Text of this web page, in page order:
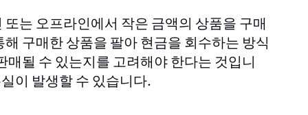
는 오프라인에서 작은 금액의 상품을 구매
구매한 상품을 팔아 현금을 회수하는 방식
될 수 있는지를 고려해야 한다는 것입니
이 발생할 수 있습니다.